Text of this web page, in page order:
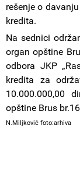
rešenje o
kredita.
Na sednici
organ opštine
odbora JKP
kredita za
10.000.000,00
opštine Brus
N.Miljković foto:arhiva